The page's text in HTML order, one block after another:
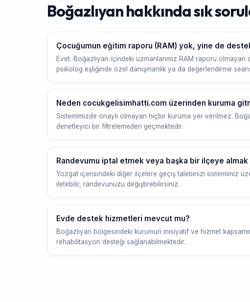
Boğazlıyan hakkında sık
Çocuğumun eğitim raporu (RAM) yok, yine de
Evet. Boğazlıyan içindeki uzmanlarımız RAM raporu
psikolog eşliğinde özel danışmanlık ya da değerlendirme
Neden cocukgelisimhatti.com üzerinden kuruma
Sistemimizde onaylı olmayan hiçbir kuruma yer verilmez.
denetleyici bir filtrelemeden geçmektedir.
Randevumu iptal etmek veya başka bir ilçeye
Yozgat içerisindeki diğer ilçelere geçiş talebinizi sistemimiz
iletebilir, randevunuzu değiştirebilirsiniz.
Evde destek hizmetleri mevcut mu?
Boğazlıyan bölgesindeki kurumun inisiyatif ve hizmet
rehabilitasyon desteği sağlanabilmektedir.